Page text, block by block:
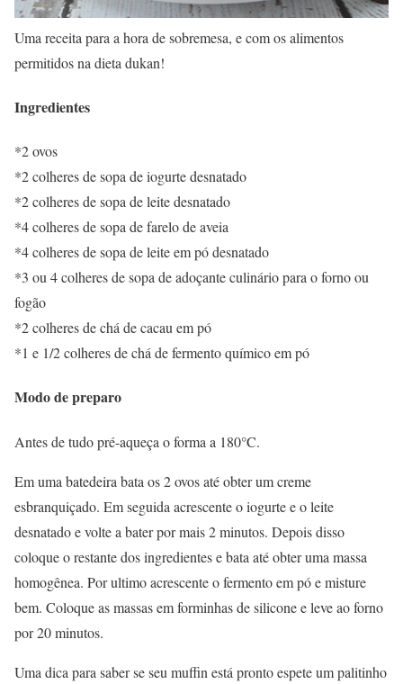
Uma receita para a hora de sobremesa, e com os alimentos
permitidos na dieta dukan!
Ingredientes
*2 ovos
*2 colheres de sopa de iogurte desnatado
*2 colheres de sopa de leite desnatado
*4 colheres de sopa de farelo de aveia
*4 colheres de sopa de leite em pó desnatado
*3 ou 4 colheres de sopa de adoçante culinário para o forno ou
fogão
*2 colheres de chá de cacau em pó
*1 e 1/2 colheres de chá de fermento químico em pó
Modo de preparo
Antes de tudo pré-aqueça o forma a 180°C.
Em uma batedeira bata os 2 ovos até obter um creme
esbranquiçado. Em seguida acrescente o iogurte e o leite
desnatado e volte a bater por mais 2 minutos. Depois disso
coloque o restante dos ingredientes e bata até obter uma massa
homogênea. Por ultimo acrescente o fermento em pó e misture
bem. Coloque as massas em forminhas de silicone e leve ao forno
por 20 minutos.
Uma dica para saber se seu muffin está pronto espete um palitinho